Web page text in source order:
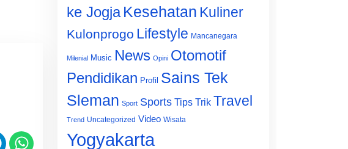
ke Jogja Kesehatan Kuliner
Kulonprogo Lifestyle Mancanegara
Milenial Music News Opini Otomotif
Pendidikan Profil Sains Tek
Sleman Sport Sports Tips Trik Travel
Trend Uncategorized Video Wisata
Yogyakarta